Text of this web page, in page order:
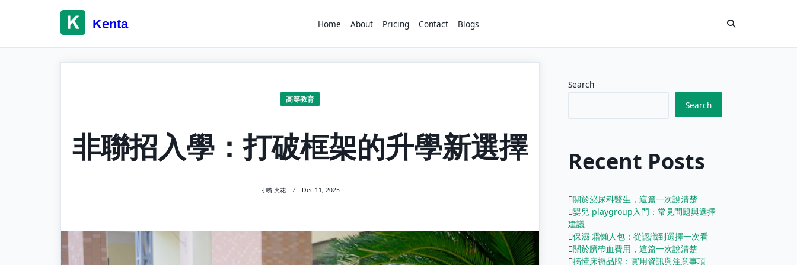
Kenta Home About Pricing Contact Blogs
高等教育
非聯招入學：打破框架的升學新選擇
寸嘴 火花 Dec 11, 2025
Search
Search
Recent Posts
關於泌尿科醫生，這篇一次說清楚
嬰兒 playgroup入門：常見問題與選擇
建議
保濕 霜懶人包：從認識到選擇一次看
關於臍帶血費用，這篇一次說清楚
搞懂床褥品牌：實用資訊與注意事項